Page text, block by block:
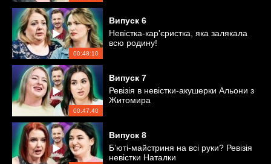
00:48:10
Випуск 6
Невістка-кар'єристка, яка залякала
всю родину!
00:47:40
Випуск 7
Ревізія в невістки-акушерки Альони з
Житомира
Випуск 8
Б’юті-майстриня на всі руки? Ревізія
невістки Наталки